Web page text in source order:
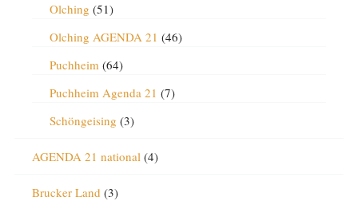
Olching (51)
Olching AGENDA 21 (46)
Puchheim(64)
Puchheim Agenda 21 (7)
Schöngeising (3)
AGENDA 21 national(4)
Brucker Land (3)